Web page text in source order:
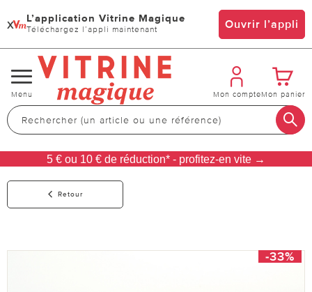
x L’application Vitrine Magique
Téléchargez l’appli maintenant Ouvrir l’appli
Changer
de
navigation
Menu Mon compteMon panier
5 € ou 10 € de réduction* - profitez-en vite →
Retour
-33%